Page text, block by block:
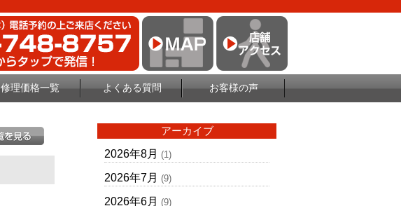
修理価格一覧 よくある質問 お客様の声
アーカイブ
2026年8月 (1)
2026年7月 (9)
2026年6月 (9)